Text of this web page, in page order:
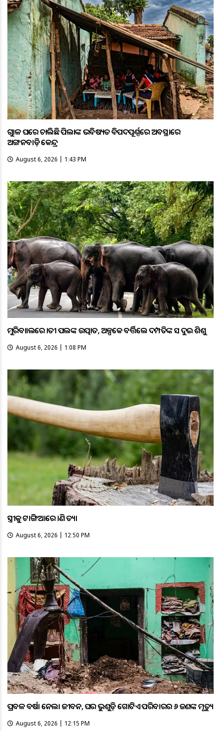
ଗୁହାଳ ଘରେ ଚାଲିଛି ପିଲାଙ୍କ ଭବିଷ୍ୟତ ବିପଦପୂର୍ଣ୍ଣରେ ଅବସ୍ଥାରେ
ଅଙ୍ଗନବାଡ଼ି କେନ୍ଦ୍ର
August 6, 2026 | 1:43 PM
ମୁରିବାହାଲରେ ହାତୀ ପଲଙ୍କ ଉତ୍ପାତ, ଅଳ୍ପକେ ବର୍ତ୍ତିଲେ ଦମ୍ପତିଙ୍କ ସହ ଦୁଇ ଶିଶୁ
August 6, 2026 | 1:08 PM
ସ୍ତ୍ରୀକୁ ଟାଙ୍ଗିଆରେ ହାଣି ହତ୍ୟା
August 6, 2026 | 12:50 PM
ପ୍ରବଳ ବର୍ଷା ନେଲା ଜୀବନ, ଘର ଭୁଶୁଡ଼ି ଗୋଟିଏ ପରିବାରର ୬ ଜଣଙ୍କ ମୃତ୍ୟୁ
August 6, 2026 | 12:15 PM